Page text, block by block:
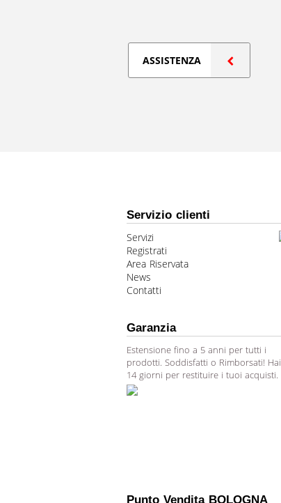
ASSISTENZA
Servizio clienti
Servizi
Registrati
Area Riservata
News
Contatti
Garanzia
Estensione fino a 5 anni per tutti i
prodotti. Soddisfatti o Rimborsati! Hai
14 giorni per restituire i tuoi acquisti.
Punto Vendita BOLOGNA